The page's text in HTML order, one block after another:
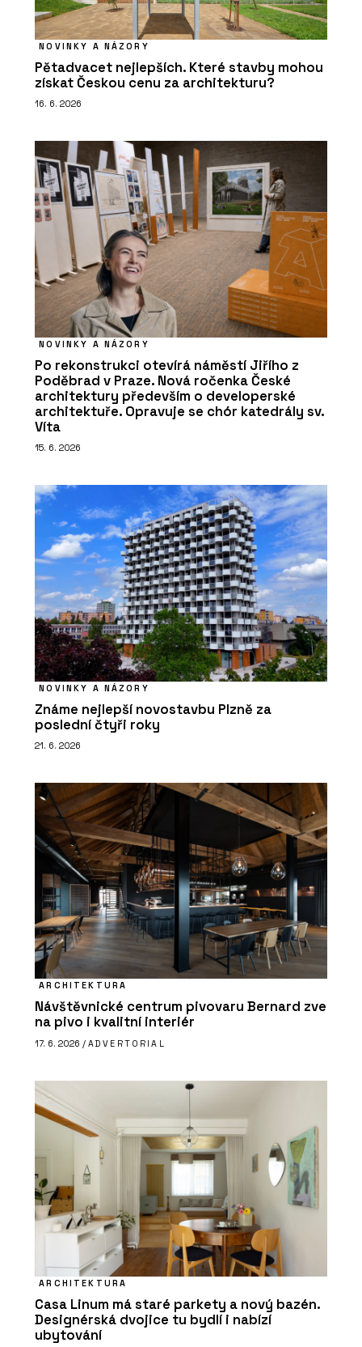
NOVINKY A NÁZORY
Pětadvacet nejlepších. Které stavby mohou
získat Českou cenu za architekturu?
16. 6. 2026
NOVINKY A NÁZORY
Po rekonstrukci otevírá náměstí Jiřího z
Poděbrad v Praze. Nová ročenka České
architektury především o developerské
architektuře. Opravuje se chór katedrály sv.
Víta
15. 6. 2026
NOVINKY A NÁZORY
Známe nejlepší novostavbu Plzně za
poslední čtyři roky
21. 6. 2026
ARCHITEKTURA
Návštěvnické centrum pivovaru Bernard zve
na pivo i kvalitní interiér
17. 6. 2026 / ADVERTORIAL
ARCHITEKTURA
Casa Linum má staré parkety a nový bazén.
Designérská dvojice tu bydlí i nabízí
ubytování